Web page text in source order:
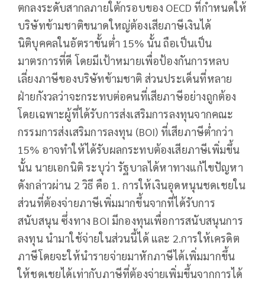
ตกลงระดับสากลภายใต้กรอบของ OECD ที่กำหนดให้
บริษัทข้ามชาติขนาดใหญ่ต้องเสียภาษีเงินได้
นิติบุคคลในอัตราขั้นต่ำ 15% นั้น ถือเป็นเป็น
มาตรการที่ดี โดยมีเป้าหมายเพื่อป้องกันการหลบ
เลี่ยงภาษีของบริษัทข้ามชาติ ส่วนประเด็นที่หลาย
ฝ่ายกังวลว่าจะกระทบต่อคนที่เสียภาษีอย่างถูกต้อง
โดยเฉพาะผู้ที่ได้รับการส่งเสริมการลงทุนจากคณะ
กรรมการส่งเสริมการลงทุน (BOI) ที่เสียภาษีต่ำกว่า
15% อาจทำให้ได้รับผลกระทบต้องเสียภาษีเพิ่มขึ้น
นั้น นายเอกนิติ ระบุว่า รัฐบาลได้หาทางแก้ไขปัญหา
ดังกล่าวผ่าน 2 วิธี คือ 1. การให้เงินอุดหนุนชดเชยใน
ส่วนที่ต้องจ่ายภาษีเพิ่มมากขึ้นจากที่ได้รับการ
สนับสนุน ซึ่งทาง BOI มีกองทุนเพื่อการสนับสนุนการ
ลงทุน นำมาใช้จ่ายในส่วนนี้ได้ และ 2.การให้เครดิต
ภาษีโดยจะให้นำรายจ่ายมาหักภาษีได้เพิ่มมากขึ้น
ให้ชดเชยได้เท่ากับภาษีที่ต้องจ่ายเพิ่มขึ้นจากการได้